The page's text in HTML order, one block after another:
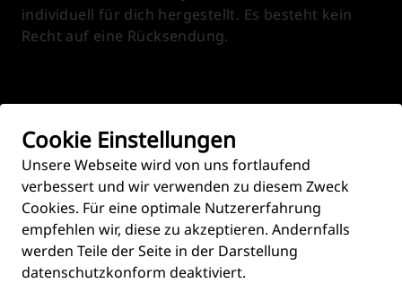
individuell für dich hergestellt. Es besteht kein
Recht auf eine Rücksendung.
HINTERGRUND ZULESS TALKING MORE POPPING
Cookie Einstellungen
Unsere Webseite wird von uns fortlaufend
verbessert und wir verwenden zu diesem Zweck
Cookies. Für eine optimale Nutzererfahrung
empfehlen wir, diese zu akzeptieren. Andernfalls
werden Teile der Seite in der Darstellung
datenschutzkonform deaktiviert.